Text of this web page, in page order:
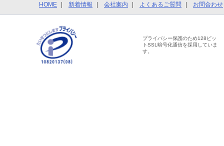
HOME 新着情報 会社案内 よくあるご質問 お問合わせ
プライバシー保護のため128ビッ
トSSL暗号化通信を採用していま
す。